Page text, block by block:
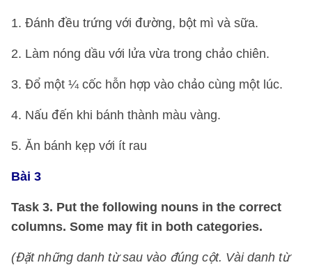
1. Đánh đều trứng với đường, bột mì và sữa.
2. Làm nóng dầu với lửa vừa trong chảo chiên.
3. Đổ một ¼ cốc hỗn hợp vào chảo cùng một lúc.
4. Nấu đến khi bánh thành màu vàng.
5. Ăn bánh kẹp với ít rau
Bài 3
Task 3. Put the following nouns in the correct
columns. Some may fit in both categories.
(Đặt những danh từ sau vào đúng cột. Vài danh từ